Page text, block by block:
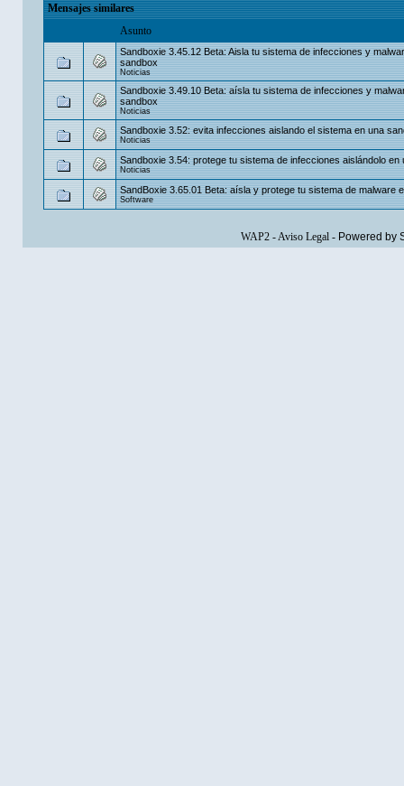
Mensajes similares
Asunto
Sandboxie 3.45.12 Beta: Aisla tu sistema de infecciones y
sandbox
Noticias
Sandboxie 3.49.10 Beta: aísla tu sistema de infecciones y
sandbox
Noticias
Sandboxie 3.52: evita infecciones aislando el sistema en una
Noticias
Sandboxie 3.54: protege tu sistema de infecciones aislándolo en
Noticias
SandBoxie 3.65.01 Beta: aísla y protege tu sistema de malware
Software
WAP2-Aviso Legal- Powered by